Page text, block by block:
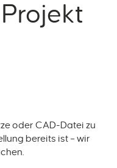
oder CAD-Datei zu
bereits ist – wir